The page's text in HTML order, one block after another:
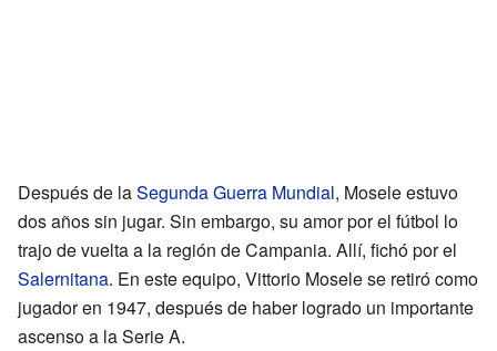
Después de laSegunda Guerra Mundial, Mosele estuvo
dos años sin jugar. Sin embargo, su amor por el fútbol lo
trajo de vuelta a la región de Campania. Allí, fichó por el
Salernitana. En este equipo, Vittorio Mosele se retiró como
jugador en 1947, después de haber logrado un importante
ascenso a la Serie A.